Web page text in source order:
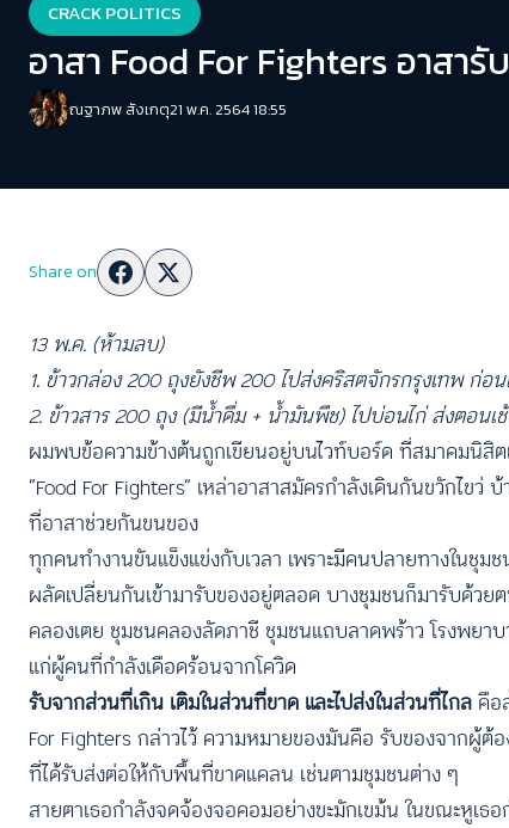
CRACK POLITICS
อาสา Food For Fighters อาสา
ณฐาภพ สังเกตุ21 พ.ค. 2564 18:55
Share on
13 พ.ค. (ห้ามลบ)
1. ข้าวกล่อง 200 ถุงยังชีพ 200 ไปส่งคริสตจักรกรุงเทพ ก่อน
2. ข้าวสาร 200 ถุง (มีน้ำดื่ม + น้ำมันพืช) ไปบ่อนไก่ ส่งตอนเ
ผมพบข้อความข้างต้นถูกเขียนอยู่บนไวท์บอร์ด ที่สมาคมนิสิ
“Food For Fighters” เหล่าอาสาสมัครกำลังเดินกันขวักไ
ที่อาสาช่วยกันขนของ
ทุกคนทำงานขันแข็งแข่งกับเวลา เพราะมีคนปลายทางในชุ
ผลัดเปลี่ยนกันเข้ามารับของอยู่ตลอด บางชุมชนก็มารับด้วย
คลองเตย ชุมชนคลองลัดภาชี ชุมชนแถบลาดพร้าว โรงพยา
แก่ผู้คนที่กำลังเดือดร้อนจากโควิด
รับจากส่วนที่เกิน เติมในส่วนที่ขาด และไปส่งในส่วนที่ไกลคือ
For Fighters กล่าวไว้ ความหมายของมันคือ รับของจากผู้
ที่ได้รับส่งต่อให้กับพื้นที่ขาดแคลน เช่นตามชุมชนต่าง ๆ
สายตาเธอกำลังจดจ้องจอคอมอย่างขะมักเขม้น ในขณะหูเ